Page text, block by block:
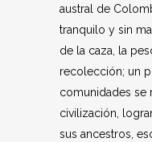
austral de
tranquilo y sin
de la caza, la
recolección; un
comunidades se
civilización,
sus ancestros,